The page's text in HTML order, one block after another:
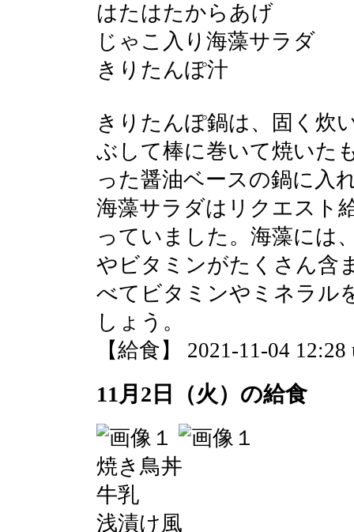
はたはたからあげ
じゃこ入り海藻サラダ
きりたんぽ汁
きりたんぽ鍋は、固く炊
ぶして棒に巻いて焼いた
った醤油ベースの鍋に入
海藻サラダはリクエスト
っていました。海藻には
やビタミンがたくさん含
べてビタミンやミネラル
しょう。
【給食】 2021-11-04 12:28
11月2日（火）の給食
焼き鳥丼
牛乳
浅漬け風